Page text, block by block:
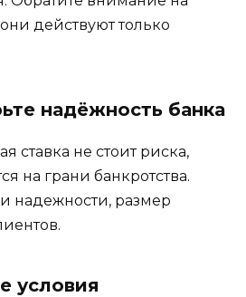
действуют только
надёжность банка
ставка не стоит риска,
на грани банкротства.
надежности, размер
условия